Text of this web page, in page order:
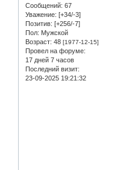
Сообщений: 67
Уважение: [+34/-3]
Позитив: [+256/-7]
Пол: Мужской
Возраст: 48 [1977-12-15]
Провел на форуме:
17 дней 7 часов
Последний визит:
23-09-2025 19:21:32